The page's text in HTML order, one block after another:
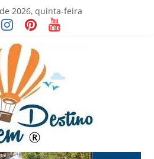
2026, quinta-feira